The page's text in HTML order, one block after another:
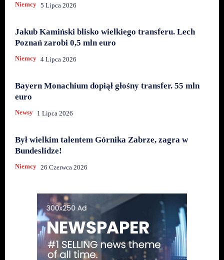
Niemcy 5 Lipca 2026
Jakub Kamiński blisko wielkiego transferu. Lech
Poznań zarobi 0,5 mln euro
Niemcy 4 Lipca 2026
Bayern Monachium dopiął głośny transfer. 55 mln
euro
Newsy 1 Lipca 2026
Był wielkim talentem Górnika Zabrze, zagra w
Bundeslidze!
Niemcy 26 Czerwca 2026